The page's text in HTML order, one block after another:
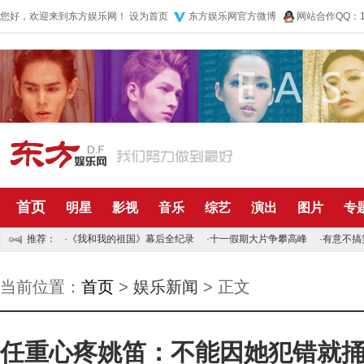
您好，欢迎来到东方娱乐网！ 设为首页 东方娱乐网官方微博 网站合作QQ
首页 明星 影视 音乐 综艺 演出 图片 专
推荐： · 《我和我的祖国》幕后全纪录 ·十一假期大片争攀高峰 ·有意不搞
当前位置： 首页 > 娱乐新闻 > 正文
任重心疼姚笛：不能因她犯错就